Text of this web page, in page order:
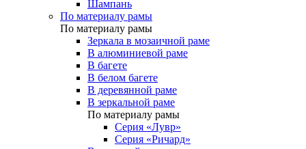
Шампань
По материалу рамы
По материалу рамы
Зеркала в мозаичной раме
В алюминиевой раме
В багете
В белом багете
В деревянной раме
В зеркальной раме
По материалу рамы
Серия «Лувр»
Серия «Ричард»